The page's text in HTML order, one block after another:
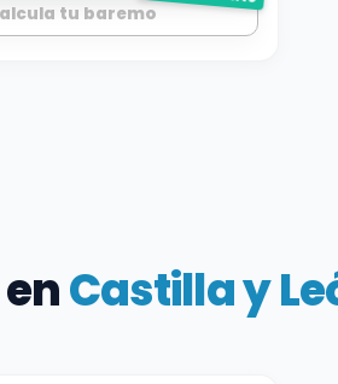
tu baremo
Castilla y